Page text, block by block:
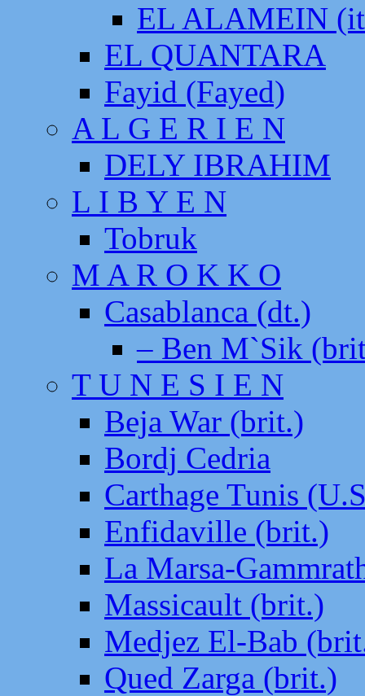
EL ALAMEIN
EL QUANTARA
Fayid (Fayed)
A L G E R I E N
DELY IBRAHIM
L I B Y E N
Tobruk
M A R O K K O
Casablanca (dt.)
– Ben M`Sik
T U N E S I E N
Beja War (brit.)
Bordj Cedria
Carthage Tunis
Enfidaville (brit.)
La Marsa-
Massicault (brit.)
Medjez El-Bab
Qued Zarga (brit.)